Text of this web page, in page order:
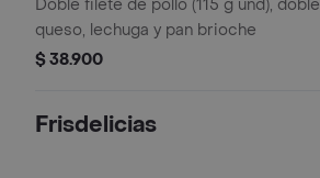
Doble filete de pollo (115 g und), doble
queso, lechuga y pan brioche
$ 38.900
Frisdelicias